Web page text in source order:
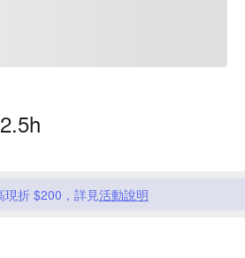
現折 $200，詳見活動說明